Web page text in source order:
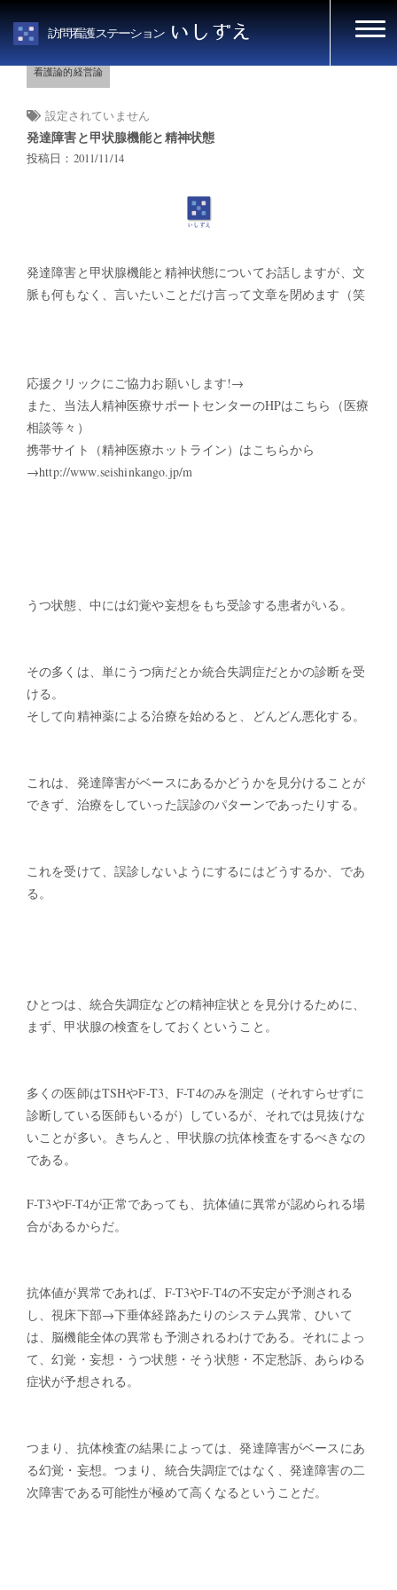
訪問看護ステーション いしずえ
HOME 看護論的経営論
看護論的経営論
設定されていません
発達障害と甲状腺機能と精神状態
投稿日：2011/11/14
発達障害と甲状腺機能と精神状態についてお話しますが、文
脈も何もなく、言いたいことだけ言って文章を閉めます（笑
応援クリックにご協力お願いします!→
また、当法人精神医療サポートセンターのHPはこちら（医療
相談等々）
携帯サイト（精神医療ホットライン）はこちらから
→http://www.seishinkango.jp/m
うつ状態、中には幻覚や妄想をもち受診する患者がいる。
その多くは、単にうつ病だとか統合失調症だとかの診断を受
ける。
そして向精神薬による治療を始めると、どんどん悪化する。
これは、発達障害がベースにあるかどうかを見分けることが
できず、治療をしていった誤診のパターンであったりする。
これを受けて、誤診しないようにするにはどうするか、であ
る。
ひとつは、統合失調症などの精神症状とを見分けるために、
まず、甲状腺の検査をしておくということ。
多くの医師はTSHやF-T3、F-T4のみを測定（それすらせずに
診断している医師もいるが）しているが、それでは見抜けな
いことが多い。きちんと、甲状腺の抗体検査をするべきなの
である。
F-T3やF-T4が正常であっても、抗体値に異常が認められる場
合があるからだ。
抗体値が異常であれば、F-T3やF-T4の不安定が予測される
し、視床下部→下垂体経路あたりのシステム異常、ひいて
は、脳機能全体の異常も予測されるわけである。それによっ
て、幻覚・妄想・うつ状態・そう状態・不定愁訴、あらゆる
症状が予想される。
つまり、抗体検査の結果によっては、発達障害がベースにあ
る幻覚・妄想。つまり、統合失調症ではなく、発達障害の二
次障害である可能性が極めて高くなるということだ。